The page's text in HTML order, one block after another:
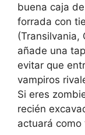
buena caja
forrada con
(Transilvania,
añade una
evitar que
vampiros
Si eres
recién
actuará como